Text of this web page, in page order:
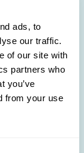
ads, to
our traffic.
of our site with
partners who
you’ve
from your use
all deine